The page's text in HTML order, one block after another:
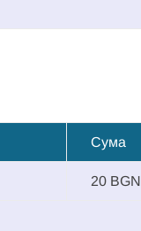
Сума
20 BGN